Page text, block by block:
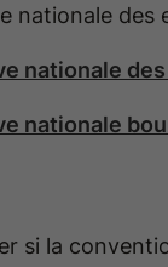
nationale des
nationale
nationale
si la